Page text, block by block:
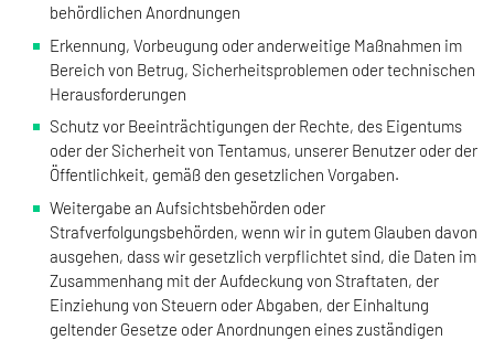
behördlichen Anordnungen
Erkennung, Vorbeugung oder anderweitige Maßnahmen im
Bereich von Betrug, Sicherheitsproblemen oder technischen
Herausforderungen
Schutz vor Beeinträchtigungen der Rechte, des Eigentums
oder der Sicherheit von Tentamus, unserer Benutzer oder der
Öffentlichkeit, gemäß den gesetzlichen Vorgaben.
Weitergabe an Aufsichtsbehörden oder
Strafverfolgungsbehörden, wenn wir in gutem Glauben davon
ausgehen, dass wir gesetzlich verpflichtet sind, die Daten im
Zusammenhang mit der Aufdeckung von Straftaten, der
Einziehung von Steuern oder Abgaben, der Einhaltung
geltender Gesetze oder Anordnungen eines zuständigen